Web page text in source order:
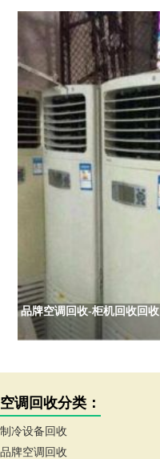
品牌空调回收-柜机回收回收
空调回收分类：
制冷设备回收
品牌空调回收